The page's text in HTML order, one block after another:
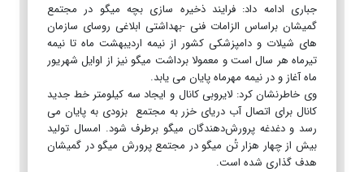
جباری ادامه داد: فرایند ذخیره سازی بچه میگو در مجتمع
گمیشان براساس الزامات فنی -بهداشتی ابلاغی روسای سازمان
های شیلات و دامپزشکی کشور از نیمه اردیبهشت ماه تا نیمه
تیرماه هر سال است و معمولا برداشت میگو نیز از اوایل شهریور
ماه آغاز و در نیمه مهرماه پایان می یابد.
وی خاطرنشان کرد: لایروبی کانال و ایجاد سه کیلومتر خط جدید
کانال برای اتصال آب دریای خزر به مجتمع بزودی به پایان می
رسد و دغدغه پرورش‌دهندگان میگو برطرف شود. امسال تولید
بیش از چهار هزار تُن میگو در مجتمع پرورش میگو در گمیشان
هدف گذاری شده است.